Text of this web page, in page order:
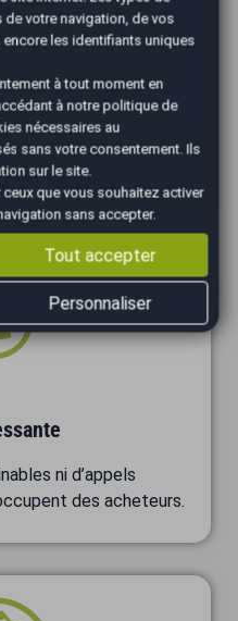
bancaire certifié
ni d’appels
des acheteurs.
votre navigation, de vos
les identifiants uniques
à tout moment en
à notrepolitique de
nécessaires au
sans votre consentement. Ils
sur le site.
que vous souhaitez activer
sans accepter.
Tout accepter
Personnaliser